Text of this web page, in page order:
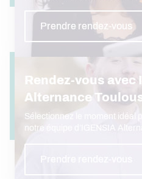
Prendre rendez-vous
Rendez-vous avec
Alternance
Sélectionnez le moment idéal
notre équipe d’IGENSIA